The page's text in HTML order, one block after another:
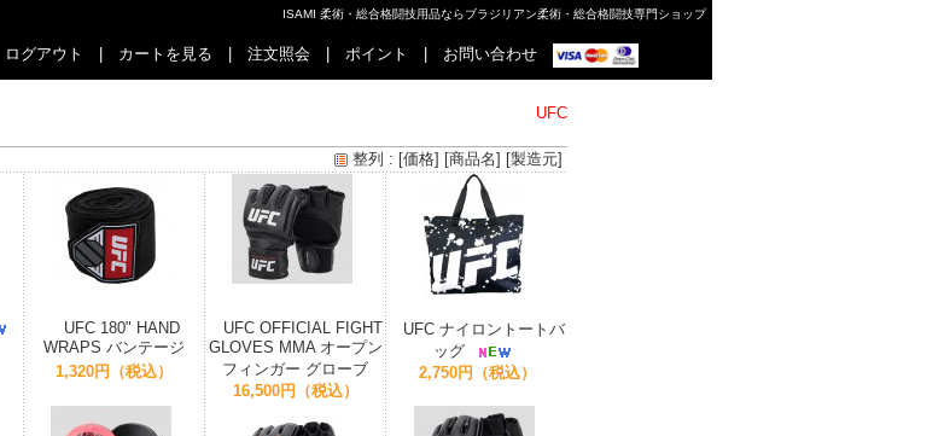
ISAMI 柔術・総合格闘技用品ならブラジリアン柔術・総合格闘技専門ショップ
ログアウト カートを見る 注文照会 ポイント お問い合わせ
UFC
整列 : [価格] [商品名] [製造元]
UFC 180" HAND
WRAPS バンテージ
1,320円（税込）
UFC OFFICIAL FIGHT
GLOVES MMA オープン
フィンガー グローブ
16,500円（税込）
UFC ナイロントートバ
ッグ
2,750円（税込）